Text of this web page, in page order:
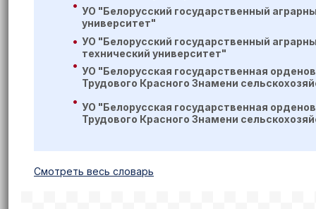
УО "Белорусский государственный
университет"
УО "Белорусский государственный
технический университет"
УО "Белорусская государственная
Трудового Красного Знамени
УО "Белорусская государственная
Трудового Красного Знамени
Cмотреть весь словарь